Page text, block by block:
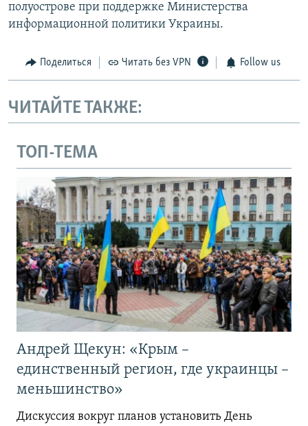
полуострове при поддержке Министерства
информационной политики Украины.
Поделиться Читать без VPN Follow us
ЧИТАЙТЕ ТАКЖЕ:
ТОП-ТЕМА
Андрей Щекун: «Крым –
единственный регион, где украинцы –
меньшинство»
Дискуссия вокруг планов установить День